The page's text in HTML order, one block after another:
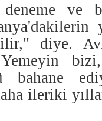
ve
diye.
Yemeyin
bahane
ileriki